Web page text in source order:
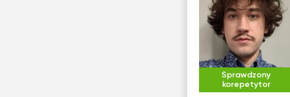
Sprawdzony
korepetytor